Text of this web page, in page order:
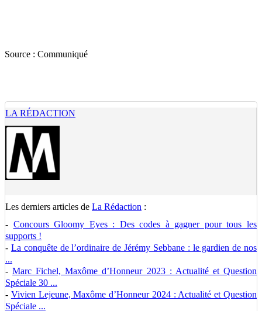
Source : Communiqué
LA RÉDACTION
Les derniers articles de La Rédaction :
- Concours Gloomy Eyes : Des codes à gagner pour tous les
supports !
- La conquête de l’ordinaire de Jérémy Sebbane : le gardien de nos
...
-Marc Fichel, Maxôme d’Honneur 2023 : Actualité et Question
Spéciale 30 ...
- Vivien Lejeune, Maxôme d’Honneur 2024 : Actualité et Question
Spéciale ...